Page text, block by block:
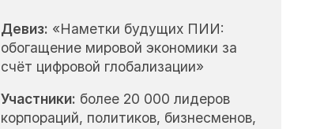
Девиз: «Наметки будущих ПИИ:
обогащение мировой экономики за
счёт цифровой глобализации»
Участники: более 20 000 лидеров
корпораций, политиков, бизнесменов,